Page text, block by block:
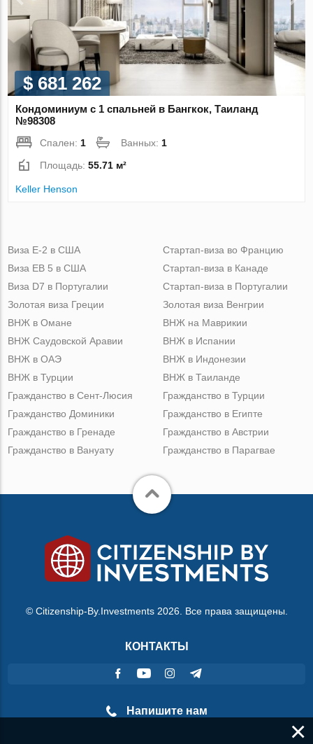
$ 681 262
Кондоминиум с 1 спальней в Бангкок, Таиланд
№98308
Спален: 1 Ванных: 1
Площадь:55.71 м²
Keller Henson
Виза Е-2 в США
Виза ЕВ 5 в США
Виза D7 в Португалии
Золотая виза Греции
Стартап-виза во Францию
Стартап-виза в Канаде
Стартап-виза в Португалии
Золотая виза Венгрии
ВНЖ в Омане
ВНЖ Саудовской Аравии
ВНЖ в ОАЭ
ВНЖ в Турции
ВНЖ на Маврикии
ВНЖ в Испании
ВНЖ в Индонезии
ВНЖ в Таиланде
Гражданство в Сент-Люсия
Гражданство Доминики
Гражданство в Гренаде
Гражданство в Вануату
Гражданство в Турции
Гражданство в Египте
Гражданство в Австрии
Гражданство в Парагвае
© Citizenship-By.Investments 2026. Все права защищены.
КОНТАКТЫ
Напишите нам
×